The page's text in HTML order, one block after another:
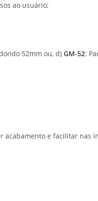
ao usuário;
52mm ou, d) GM-52:
e facilitar nas